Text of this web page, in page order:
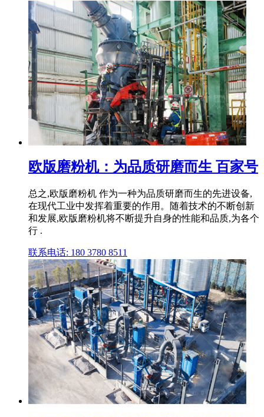
欧版磨粉机：为品质研磨而生 百家号
总之,欧版磨粉机 作为一种为品质研磨而生的先进设备,
在现代工业中发挥着重要的作用。随着技术的不断创新
和发展,欧版磨粉机将不断提升自身的性能和品质,为各个
行 .
联系电话: 180 3780 8511